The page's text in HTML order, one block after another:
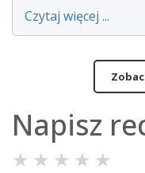
Czytaj więcej ...
Napisz
★ ★ ★ ★ ★